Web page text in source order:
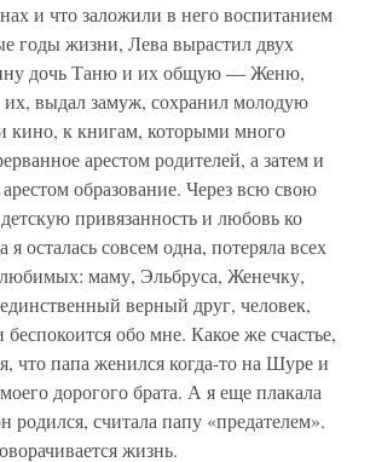
и что заложили в него воспитанием
годы жизни, Лева вырастил двух
дочь Таню и их общую — Женю,
их, выдал замуж, сохранил молодую
кино, к книгам, которыми много
арестом родителей, а затем и
образование. Через всю свою
привязанность и любовь ко
я осталась совсем одна, потеряла всех
маму, Эльбруса, Женечку,
верный друг, человек,
обо мне. Какое же счастье,
что папа женился когда-то на Шуре и
дорогого брата. А я еще плакала
родился, считала папу «предателем».
жизнь.